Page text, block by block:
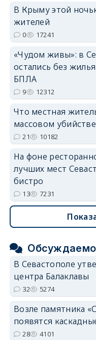
В Крыму этой
жителей
0 17241
«Чудом живы»: в
остались без
БПЛА
9 12312
Что местная
массовом
21 10182
На фоне
лучших мест
бистро
13 7231
В Севастополе
центра Балаклавы
32 5274
Возле памятника
появятся
28 4101